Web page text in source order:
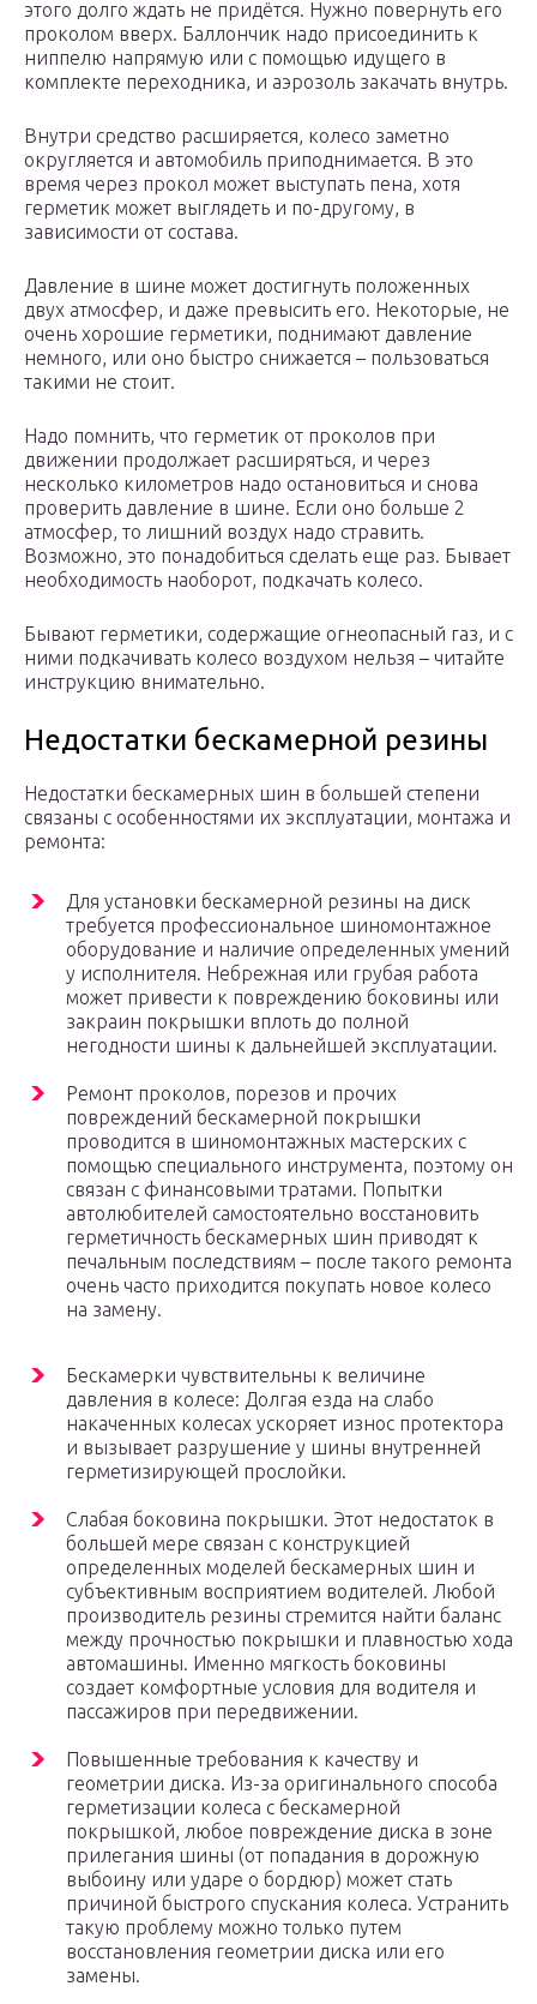
этого долго ждать не придётся. Нужно повернуть его
проколом вверх. Баллончик надо присоединить к
ниппелю напрямую или с помощью идущего в
комплекте переходника, и аэрозоль закачать внутрь.
Внутри средство расширяется, колесо заметно
округляется и автомобиль приподнимается. В это
время через прокол может выступать пена, хотя
герметик может выглядеть и по-другому, в
зависимости от состава.
Давление в шине может достигнуть положенных
двух атмосфер, и даже превысить его. Некоторые, не
очень хорошие герметики, поднимают давление
немного, или оно быстро снижается – пользоваться
такими не стоит.
Надо помнить, что герметик от проколов при
движении продолжает расширяться, и через
несколько километров надо остановиться и снова
проверить давление в шине. Если оно больше 2
атмосфер, то лишний воздух надо стравить.
Возможно, это понадобиться сделать еще раз. Бывает
необходимость наоборот, подкачать колесо.
Бывают герметики, содержащие огнеопасный газ, и с
ними подкачивать колесо воздухом нельзя – читайте
инструкцию внимательно.
Недостатки бескамерной резины
Недостатки бескамерных шин в большей степени
связаны с особенностями их эксплуатации, монтажа и
ремонта:
Для установки бескамерной резины на диск
требуется профессиональное шиномонтажное
оборудование и наличие определенных умений
у исполнителя. Небрежная или грубая работа
может привести к повреждению боковины или
закраин покрышки вплоть до полной
негодности шины к дальнейшей эксплуатации.
Ремонт проколов, порезов и прочих
повреждений бескамерной покрышки
проводится в шиномонтажных мастерских с
помощью специального инструмента, поэтому он
связан с финансовыми тратами. Попытки
автолюбителей самостоятельно восстановить
герметичность бескамерных шин приводят к
печальным последствиям – после такого ремонта
очень часто приходится покупать новое колесо
на замену.
Бескамерки чувствительны к величине
давления в колесе: Долгая езда на слабо
накаченных колесах ускоряет износ протектора
и вызывает разрушение у шины внутренней
герметизирующей прослойки.
Слабая боковина покрышки. Этот недостаток в
большей мере связан с конструкцией
определенных моделей бескамерных шин и
субъективным восприятием водителей. Любой
производитель резины стремится найти баланс
между прочностью покрышки и плавностью хода
автомашины. Именно мягкость боковины
создает комфортные условия для водителя и
пассажиров при передвижении.
Повышенные требования к качеству и
геометрии диска. Из-за оригинального способа
герметизации колеса с бескамерной
покрышкой, любое повреждение диска в зоне
прилегания шины (от попадания в дорожную
выбоину или ударе о бордюр) может стать
причиной быстрого спускания колеса. Устранить
такую проблему можно только путем
восстановления геометрии диска или его
замены.